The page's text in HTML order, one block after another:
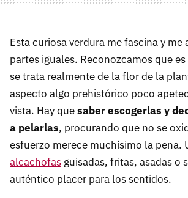
Esta curiosa verdura me fascina y me
partes iguales. Reconozcamos que
se trata realmente de la flor de la
aspecto algo prehistórico poco
vista. Hay quesaber escogerlas y
a pelarlas, procurando que no se
esfuerzo merece muchísimo la pena.
alcachofas guisadas, fritas, asadas o
auténtico placer para los sentidos.